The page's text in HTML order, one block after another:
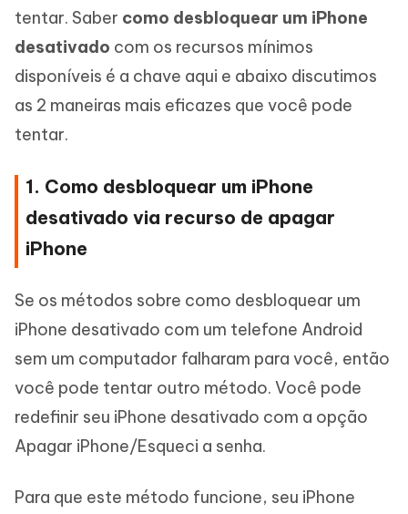
tentar. Saber como desbloquear um iPhone
desativado com os recursos mínimos
disponíveis é a chave aqui e abaixo discutimos
as 2 maneiras mais eficazes que você pode
tentar.
1. Como desbloquear um iPhone
desativado via recurso de apagar
iPhone
Se os métodos sobre como desbloquear um
iPhone desativado com um telefone Android
sem um computador falharam para você, então
você pode tentar outro método. Você pode
redefinir seu iPhone desativado com a opção
Apagar iPhone/Esqueci a senha.
Para que este método funcione, seu iPhone